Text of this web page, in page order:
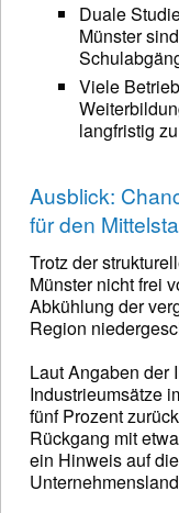
Duale
Münster
Viele
langfristig
Ausblick:
für den
Trotz der
Münster nicht frei
Abkühlung der
Region
Laut Angaben der
Industrieumsätze
fünf Prozent
Rückgang mit
ein Hinweis auf